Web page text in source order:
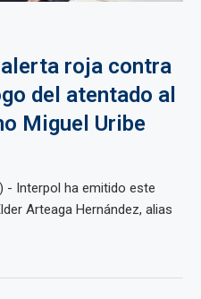
roja contra
del atentado al
Miguel Uribe
- Interpol ha emitido este
Arteaga Hernández, alias